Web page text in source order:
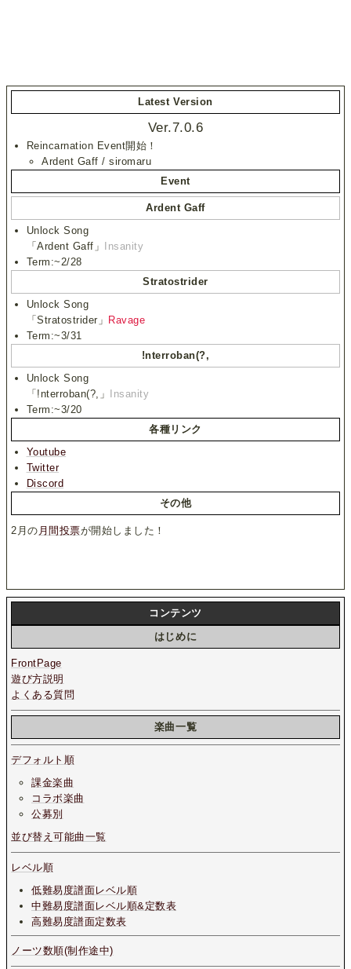
Latest Version
Ver.7.0.6
Reincarnation Event開始！
Ardent Gaff / siromaru
Event
Ardent Gaff
Unlock Song
「Ardent Gaff」
Insanity
Term:~2/28
Stratostrider
Unlock Song
「Stratostrider」 Ravage
Term:~3/31
!nterroban(?,
Unlock Song
「!nterroban(?,」
Insanity
Term:~3/20
各種リンク
Youtube
Twitter
Discord
その他
2月の 月間投票が開始しました！
コンテンツ
はじめに
FrontPage
遊び方説明
よくある質問
楽曲一覧
デフォルト順
課金楽曲
コラボ楽曲
公募別
並び替え可能曲一覧
レベル順
低難易度譜面レベル順
中難易度譜面レベル順&定数表
高難易度譜面定数表
ノーツ数順(制作途中)